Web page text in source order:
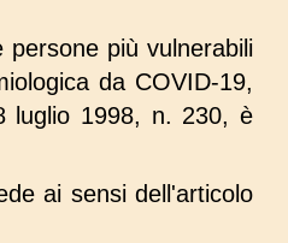
più vulnerabili
da COVID-19,
luglio 1998, n. 230, è
ai sensi dell'articolo